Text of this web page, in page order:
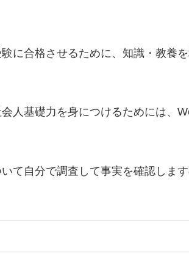
に合格させるために、知識・教養
人基礎力を身につけるためには、
て自分で調査して事実を確認しま